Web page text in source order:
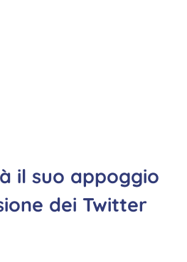
il suo appoggio
dei Twitter